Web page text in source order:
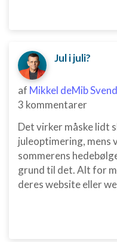
Jul i juli?
af Mikkel deMib
3 kommentarer
Det virker måske lidt
juleoptimering, mens
sommerens
grund til det. Alt for
deres website eller